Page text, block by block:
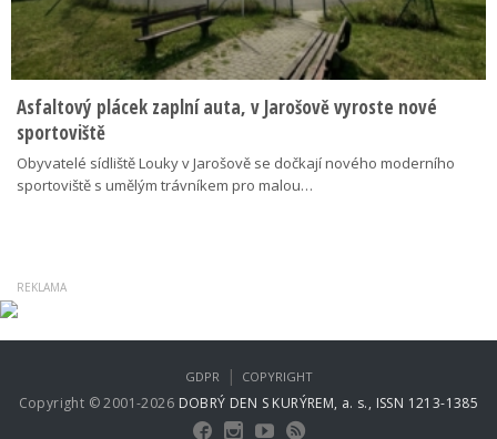
Asfaltový plácek zaplní auta, v Jarošově vyroste nové
sportoviště
Obyvatelé sídliště Louky v Jarošově se dočkají nového moderního
sportoviště s umělým trávníkem pro malou…
Copyright © 2001-2026 DOBRÝ DEN S KURÝREM, a. s., ISSN 1213-1385
GDPR | COPYRIGHT